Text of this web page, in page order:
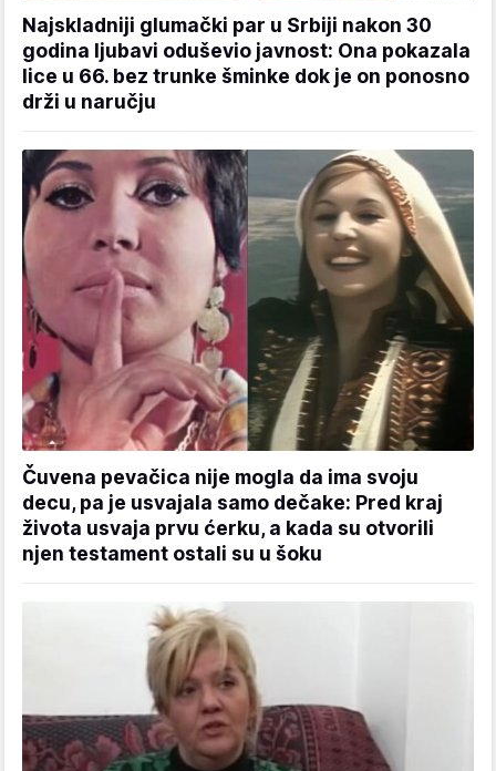
Najskladniji glumački par u Srbiji nakon 30
godina ljubavi oduševio javnost: Ona pokazala
lice u 66. bez trunke šminke dok je on ponosno
drži u naručju
Čuvena pevačica nije mogla da ima svoju
decu, pa je usvajala samo dečake: Pred kraj
života usvaja prvu ćerku, a kada su otvorili
njen testament ostali su u šoku